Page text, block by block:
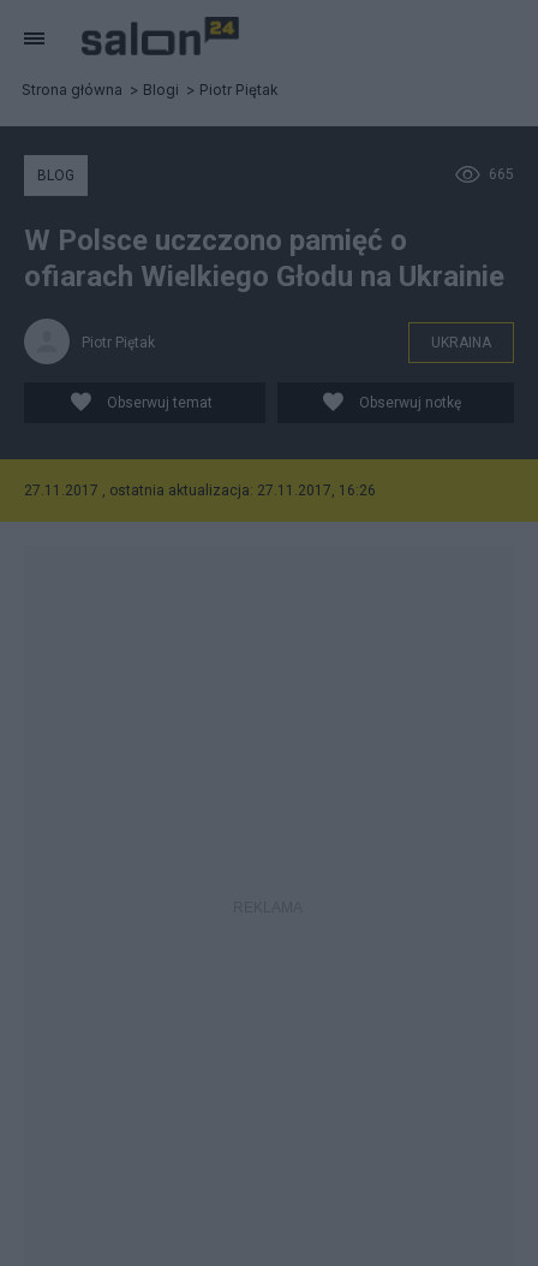
Strona główna Blogi Piotr Piętak
665
BLOG
W Polsce uczczono pamięć o
ofiarach Wielkiego Głodu na Ukrainie
Piotr Piętak UKRAINA
Obserwuj temat Obserwuj notkę
27.11.2017 , ostatnia aktualizacja: 27.11.2017, 16:26